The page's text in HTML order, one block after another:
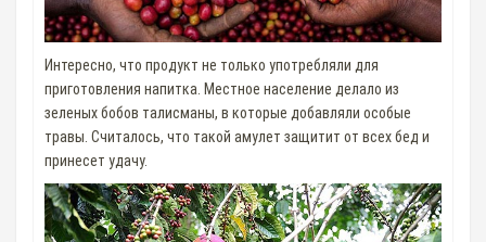
Интересно, что продукт не только употребляли для
приготовления напитка. Местное население делало из
зеленых бобов талисманы, в которые добавляли особые
травы. Считалось, что такой амулет защитит от всех бед и
принесет удачу.